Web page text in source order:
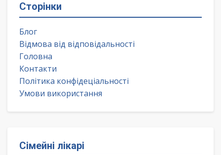
Сторінки
Блог
Відмова від відповідальності
Головна
Контакти
Політика конфідеціальності
Умови використання
Сімейні лікарі